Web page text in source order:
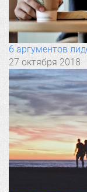
6 аргументов
27 октября 2018